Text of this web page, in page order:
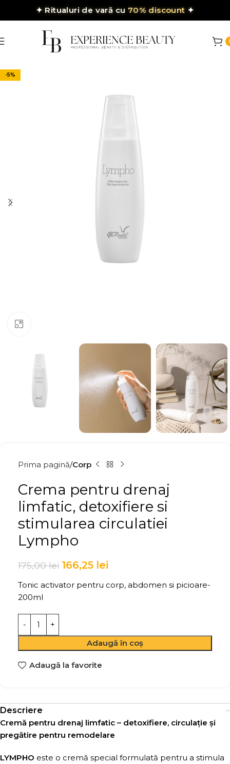
✦ Ritualuri de vară cu 70% discount ✦
-5%
Prima pagină Corp
Crema pentru drenaj
limfatic, detoxifiere si
stimularea circulatiei
Lympho
175,00lei 166,25 lei
Tonic activator pentru corp, abdomen si picioare-
200ml
Adaugă în coș
Adaugă la favorite
Descriere
Cremă pentru drenaj limfatic – detoxifiere, circulație și
pregătire pentru remodelare
LYMPHO este o cremă special formulată pentru a stimula